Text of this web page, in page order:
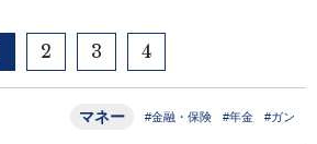
2 3 4
マネー #金融・保険 #年金 #ガン